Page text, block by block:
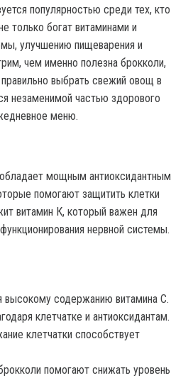
популярностью среди тех, кто
только богат витаминами и
улучшению пищеварения и
чем именно полезна брокколи,
выбрать свежий овощ в
незаменимой частью здорового
меню.
мощным антиоксидантным
помогают защитить клетки
витамин К, который важен для
нервной системы.
высокому содержанию витамина С.
клетчатке и антиоксидантам.
клетчатки способствует
помогают снижать уровень